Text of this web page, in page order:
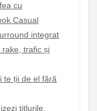
cu
Casual
integrat
trafic și
te ții de el fără
titlurile,